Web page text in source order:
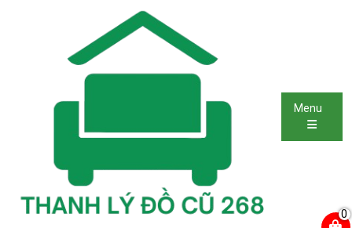
Menu
0